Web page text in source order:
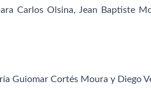
Carlos Olsina, Jean Baptiste
Guiomar Cortés Moura y Diego